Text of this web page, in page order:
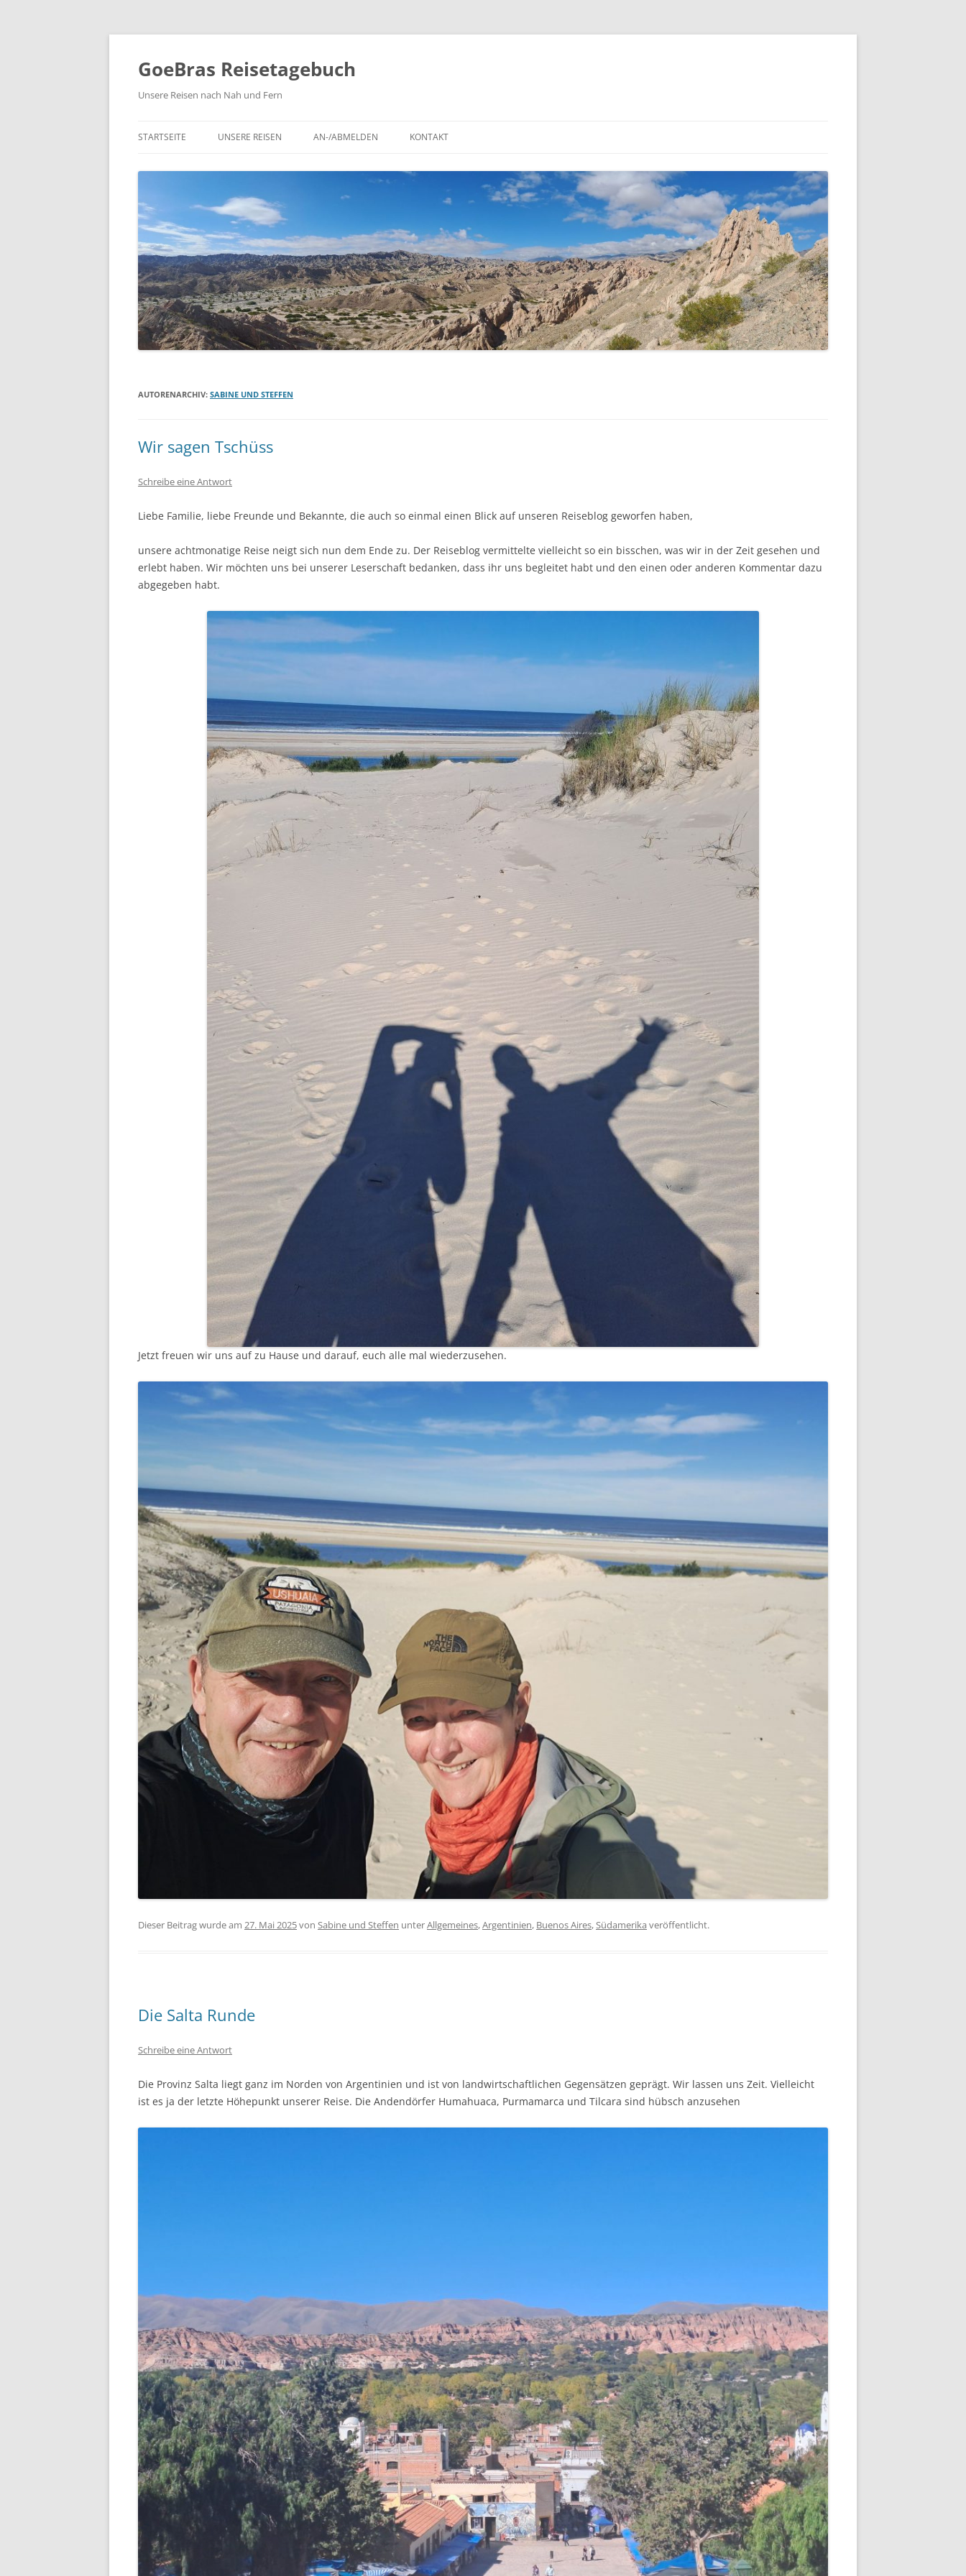
Zum
GoeBras Reisetagebuch
Unsere Reisen nach Nah und Fern
STARTSEITE UNSERE REISEN
TIERBEOBACHTUNGEN
BLOG-BEITRÄGE AUF DER
LANDKARTE
SEHENSWÜRDIGKEITEN UND
NATIONALPARKS
CAMPINGPLÄTZE UND
RUNDREISE NORDAMERIKA
2021/22
NORWEGEN 2020
COSTA RICA 2019
YUKON UND ALASKA 2018
SÜDFRANKREICH 2015
WINTER
WOHNMOBIL
SKI UND SNOWBOARD
AN-/ABMELDEN
REGISTRIEREN
KONTAKT
AUTORENARCHIV: SABINE UND STEFFEN
Wir sagen Tschüss
Schreibe eine Antwort
Liebe Familie, liebe Freunde und Bekannte, die auch so einmal einen Blick auf unseren Reiseblog geworfen haben,
unsere achtmonatige Reise neigt sich nun dem Ende zu. Der Reiseblog vermittelte vielleicht so ein bisschen, was wir in der Zeit gesehen und
erlebt haben. Wir möchten uns bei unserer Leserschaft bedanken, dass ihr uns begleitet habt und den einen oder anderen Kommentar dazu
abgegeben habt.
Jetzt freuen wir uns auf zu Hause und darauf, euch alle mal wiederzusehen.
Dieser Beitrag wurde am 27. Mai 2025von Sabine und Steffen unterAllgemeines,Argentinien, Buenos Aires,Südamerika veröffentlicht.
Die Salta Runde
Schreibe eine Antwort
Die Provinz Salta liegt ganz im Norden von Argentinien und ist von landwirtschaftlichen Gegensätzen geprägt. Wir lassen uns Zeit. Vielleicht
ist es ja der letzte Höhepunkt unserer Reise. Die Andendörfer Humahuaca, Purmamarca und Tilcara sind hübsch anzusehen